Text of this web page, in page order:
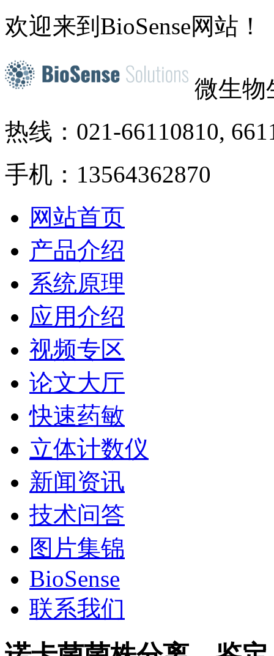
欢迎来到BioSense网站！
微生物
热线：021-66110810,
手机：13564362870
网站首页
产品介绍
系统原理
应用介绍
视频专区
论文大厅
快速药敏
立体计数仪
新闻资讯
技术问答
图片集锦
BioSense
联系我们